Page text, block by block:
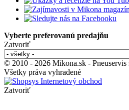
Vyberte preferovanú predajňu
Zatvoriť
© 2010 - 2026 Mikona.sk -
Všetky práva vyhradené
Zatvoriť